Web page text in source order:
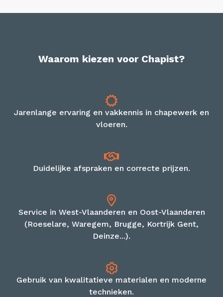
Waarom kiezen voor Chapist?
Jarenlange ervaring en vakkennis in chapewerk en
vloeren.
Duidelijke afspraken en correcte prijzen.
Service in West-Vlaanderen en Oost-Vlaanderen
(Roeselare, Waregem, Brugge, Kortrijk Gent,
Deinze...).
Gebruik van kwalitatieve materialen en moderne
technieken.